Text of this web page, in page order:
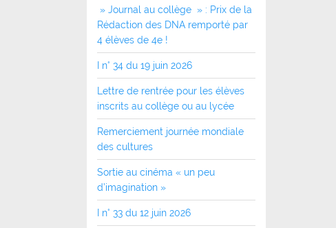
» Journal au collège » : Prix de la
Rédaction des DNA remporté par
4 élèves de 4e !
I n° 34 du 19 juin 2026
Lettre de rentrée pour les élèves
inscrits au collège ou au lycée
Remerciement journée mondiale
des cultures
Sortie au cinéma « un peu
d’imagination »
I n° 33 du 12 juin 2026